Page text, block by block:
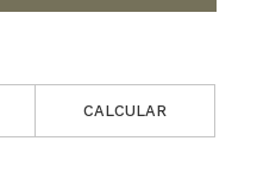
CALCULAR